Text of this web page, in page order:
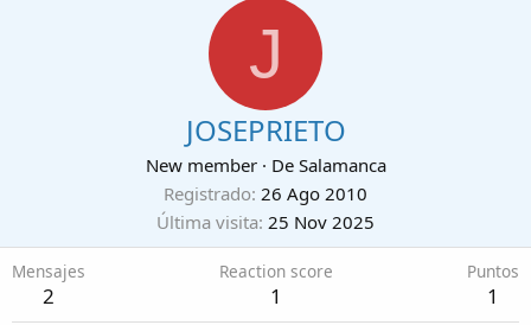
J
JOSEPRIETO
New member · De Salamanca
Registrado 26 Ago 2010
Última visita 25 Nov 2025
Mensajes
2
Reaction score
1
Puntos
1